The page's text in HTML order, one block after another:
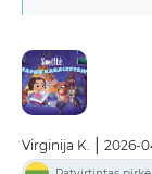
Virginija K. 2026-